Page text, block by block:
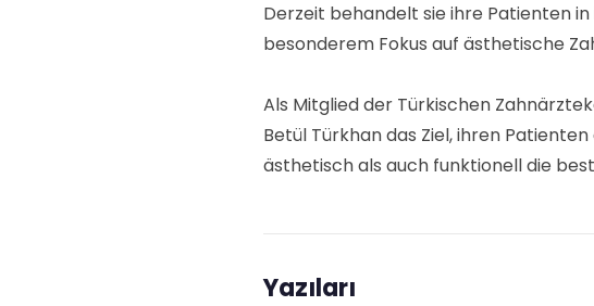
Derzeit behandelt sie ihre Patienten in
besonderem Fokus auf ästhetische
Als Mitglied der Türkischen
Betül Türkhan das Ziel, ihren
ästhetisch als auch funktionell die
Yazıları